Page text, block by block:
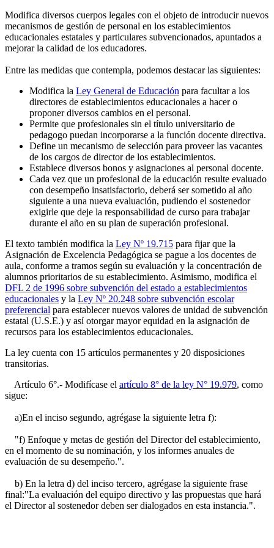
Modifica diversos cuerpos legales con el objeto de introducir nuevos
mecanismos de gestión de personal en los establecimientos
educacionales estatales y particulares subvencionados, apuntados a
mejorar la calidad de los educadores.
Entre las medidas que contempla, podemos destacar las siguientes:
Modifica la Ley General de Educación para facultar a los
directores de establecimientos educacionales a hacer o
proponer diversos cambios en el personal.
Permite que profesionales sin el título universitario de
pedagogo puedan incorporarse a la función docente directiva.
Define un mecanismo de selección para proveer las vacantes
de los cargos de director de los establecimientos.
Establece diversos bonos y asignaciones al personal docente.
Cada vez que un profesional de la educación resulte evaluado
con desempeño insatisfactorio, deberá ser sometido al año
siguiente a una nueva evaluación, pudiendo el sostenedor
exigirle que deje la responsabilidad de curso para trabajar
durante el año en su plan de superación profesional.
El texto también modifica la Ley Nº 19.715 para fijar que la
Asignación de Excelencia Pedagógica se pague a los docentes de
aula, conforme a tramos según su evaluación y la concentración de
alumnos prioritarios de su establecimiento. Asimismo, modifica el
DFL 2 de 1996 sobre subvención del estado a establecimientos
educacionales y la Ley Nº 20.248 sobre subvención escolar
preferencial para establecer nuevos valores de unidad de subvención
estatal (U.S.E.) y así otorgar mayor equidad en la asignación de
recursos para los establecimientos educacionales.
La ley cuenta con 15 artículos permanentes y 20 disposiciones
transitorias.
Artículo 6°.- Modifícase el artículo 8° de la ley N° 19.979, como
sigue:
a)En el inciso segundo, agrégase la siguiente letra f):
"f) Enfoque y metas de gestión del Director del establecimiento,
en el momento de su nominación, y los informes anuales de
evaluación de su desempeño.".
b) En la letra d) del inciso tercero, agrégase la siguiente frase
final:"La evaluación del equipo directivo y las propuestas que hará
el Director al sostenedor deben ser dialogados en esta instancia.".